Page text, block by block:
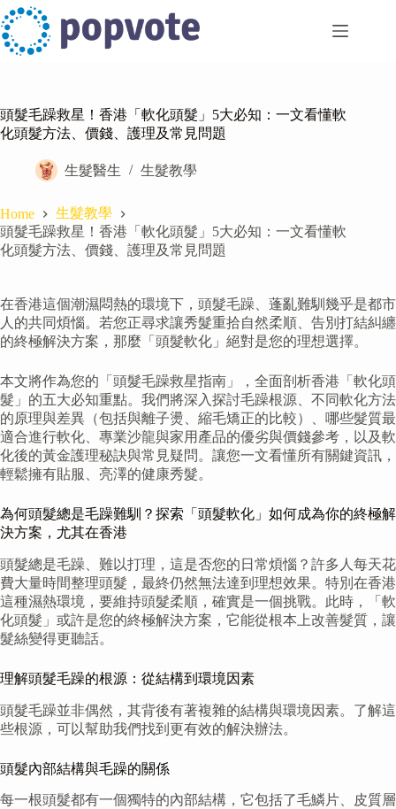
Skip
to
content
頭髮毛躁救星！香港「軟化頭髮」5大必知：一文看懂軟
化頭髮方法、價錢、護理及常見問題
生髮醫生 生髮教學
Home
生髮教學
頭髮毛躁救星！香港「軟化頭髮」5大必知：一文看懂軟
化頭髮方法、價錢、護理及常見問題
在香港這個潮濕悶熱的環境下，頭髮毛躁、蓬亂難馴幾乎是都市
人的共同煩惱。若您正尋求讓秀髮重拾自然柔順、告別打結糾纏
的終極解決方案，那麼「頭髮軟化」絕對是您的理想選擇。
本文將作為您的「頭髮毛躁救星指南」，全面剖析香港「軟化頭
髮」的五大必知重點。我們將深入探討毛躁根源、不同軟化方法
的原理與差異（包括與離子燙、縮毛矯正的比較）、哪些髮質最
適合進行軟化、專業沙龍與家用產品的優劣與價錢參考，以及軟
化後的黃金護理秘訣與常見疑問。讓您一文看懂所有關鍵資訊，
輕鬆擁有貼服、亮澤的健康秀髮。
為何頭髮總是毛躁難馴？探索「頭髮軟化」如何成為你的終極解
決方案，尤其在香港
頭髮總是毛躁、難以打理，這是否您的日常煩惱？許多人每天花
費大量時間整理頭髮，最終仍然無法達到理想效果。特別在香港
這種濕熱環境，要維持頭髮柔順，確實是一個挑戰。此時，「軟
化頭髮」或許是您的終極解決方案，它能從根本上改善髮質，讓
髮絲變得更聽話。
理解頭髮毛躁的根源：從結構到環境因素
頭髮毛躁並非偶然，其背後有著複雜的結構與環境因素。了解這
些根源，可以幫助我們找到更有效的解決辦法。
頭髮內部結構與毛躁的關係
每一根頭髮都有一個獨特的內部結構，它包括了毛鱗片、皮質層